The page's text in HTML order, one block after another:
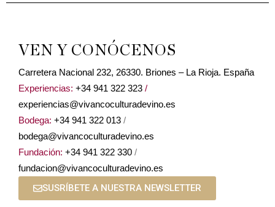
VEN Y CONÓCENOS
Carretera Nacional 232, 26330. Briones – La Rioja. España
Experiencias: +34 941 322 323 /
experiencias@vivancoculturadevino.es
Bodega: +34 941 322 013 /
bodega@vivancoculturadevino.es
Fundación: +34 941 322 330 /
fundacion@vivancoculturadevino.es
SUSRÍBETE A NUESTRA NEWSLETTER